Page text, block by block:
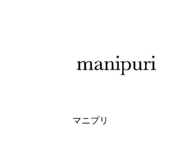
マニプリ